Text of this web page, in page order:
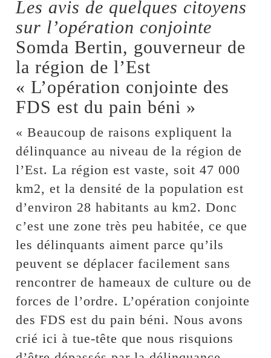
Les avis de quelques citoyens
sur l’opération conjointe
Somda Bertin, gouverneur de
la région de l’Est
« L’opération conjointe des
FDS est du pain béni »
« Beaucoup de raisons expliquent la
délinquance au niveau de la région de
l’Est. La région est vaste, soit 47 000
km2, et la densité de la population est
d’environ 28 habitants au km2. Donc
c’est une zone très peu habitée, ce que
les délinquants aiment parce qu’ils
peuvent se déplacer facilement sans
rencontrer de hameaux de culture ou de
forces de l’ordre. L’opération conjointe
des FDS est du pain béni. Nous avons
crié ici à tue-tête que nous risquions